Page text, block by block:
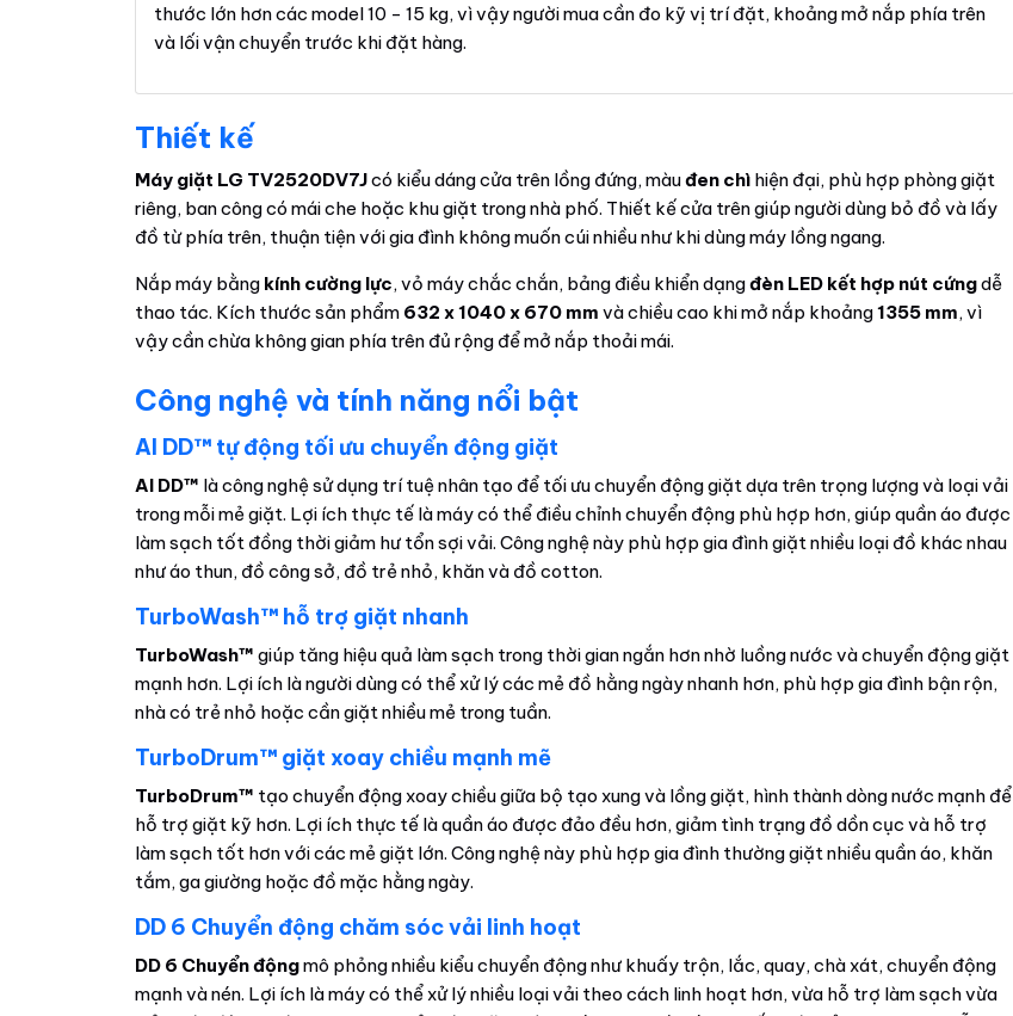
thước lớn hơn các model 10 - 15 kg, vì vậy người mua cần đo kỹ vị trí đặt, khoảng mở nắp phía trên
và lối vận chuyển trước khi đặt hàng.
Thiết kế
Máy giặt LG TV2520DV7Jcó kiểu dáng cửa trên lồng đứng, màuđen chì hiện đại, phù hợp phòng giặt
riêng, ban công có mái che hoặc khu giặt trong nhà phố. Thiết kế cửa trên giúp người dùng bỏ đồ và lấy
đồ từ phía trên, thuận tiện với gia đình không muốn cúi nhiều như khi dùng máy lồng ngang.
Nắp máy bằng kính cường lực, vỏ máy chắc chắn, bảng điều khiển dạngđèn LED kết hợp nút cứngdễ
thao tác. Kích thước sản phẩm 632 x 1040 x 670 mm và chiều cao khi mở nắp khoảng1355 mm, vì
vậy cần chừa không gian phía trên đủ rộng để mở nắp thoải mái.
Công nghệ và tính năng nổi bật
AI DD™ tự động tối ưu chuyển động giặt
AI DD™ là công nghệ sử dụng trí tuệ nhân tạo để tối ưu chuyển động giặt dựa trên trọng lượng và loại vải
trong mỗi mẻ giặt. Lợi ích thực tế là máy có thể điều chỉnh chuyển động phù hợp hơn, giúp quần áo được
làm sạch tốt đồng thời giảm hư tổn sợi vải. Công nghệ này phù hợp gia đình giặt nhiều loại đồ khác nhau
như áo thun, đồ công sở, đồ trẻ nhỏ, khăn và đồ cotton.
TurboWash™ hỗ trợ giặt nhanh
TurboWash™ giúp tăng hiệu quả làm sạch trong thời gian ngắn hơn nhờ luồng nước và chuyển động giặt
mạnh hơn. Lợi ích là người dùng có thể xử lý các mẻ đồ hằng ngày nhanh hơn, phù hợp gia đình bận rộn,
nhà có trẻ nhỏ hoặc cần giặt nhiều mẻ trong tuần.
TurboDrum™ giặt xoay chiều mạnh mẽ
TurboDrum™ tạo chuyển động xoay chiều giữa bộ tạo xung và lồng giặt, hình thành dòng nước mạnh để
hỗ trợ giặt kỹ hơn. Lợi ích thực tế là quần áo được đảo đều hơn, giảm tình trạng đồ dồn cục và hỗ trợ
làm sạch tốt hơn với các mẻ giặt lớn. Công nghệ này phù hợp gia đình thường giặt nhiều quần áo, khăn
tắm, ga giường hoặc đồ mặc hằng ngày.
DD 6 Chuyển động chăm sóc vải linh hoạt
DD 6 Chuyển độngmô phỏng nhiều kiểu chuyển động như khuấy trộn, lắc, quay, chà xát, chuyển động
mạnh và nén. Lợi ích là máy có thể xử lý nhiều loại vải theo cách linh hoạt hơn, vừa hỗ trợ làm sạch vừa